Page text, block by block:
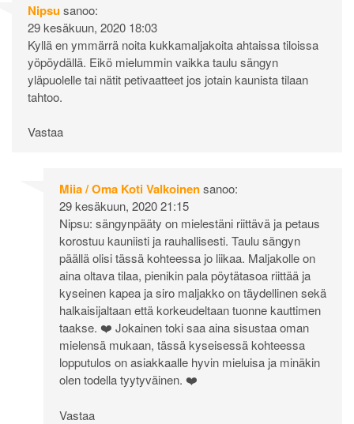
Nipsusanoo:
29 kesäkuun, 2020 18:03
Kyllä en ymmärrä noita kukkamaljakoita ahtaissa tiloissa
yöpöydällä. Eikö mielummin vaikka taulu sängyn
yläpuolelle tai nätit petivaatteet jos jotain kaunista tilaan
tahtoo.
Vastaa
Miia / Oma Koti Valkoinensanoo:
29 kesäkuun, 2020 21:15
Nipsu: sängynpääty on mielestäni riittävä ja petaus
korostuu kauniisti ja rauhallisesti. Taulu sängyn
päällä olisi tässä kohteessa jo liikaa. Maljakolle on
aina oltava tilaa, pienikin pala pöytätasoa riittää ja
kyseinen kapea ja siro maljakko on täydellinen sekä
halkaisijaltaan että korkeudeltaan tuonne kauttimen
taakse. ❤️ Jokainen toki saa aina sisustaa oman
mielensä mukaan, tässä kyseisessä kohteessa
lopputulos on asiakkaalle hyvin mieluisa ja minäkin
olen todella tyytyväinen. ❤️
Vastaa